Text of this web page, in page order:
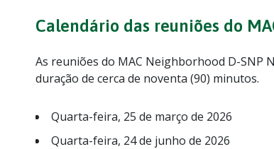
Calendário das reuniões do
As reuniões do MAC Neighborhood D-SNP
duração de cerca de noventa (90) minutos.
Quarta-feira, 25 de março de 2026
Quarta-feira, 24 de junho de 2026